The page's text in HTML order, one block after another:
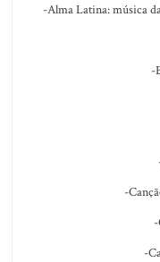
-Alma Latina: música
-
-
-